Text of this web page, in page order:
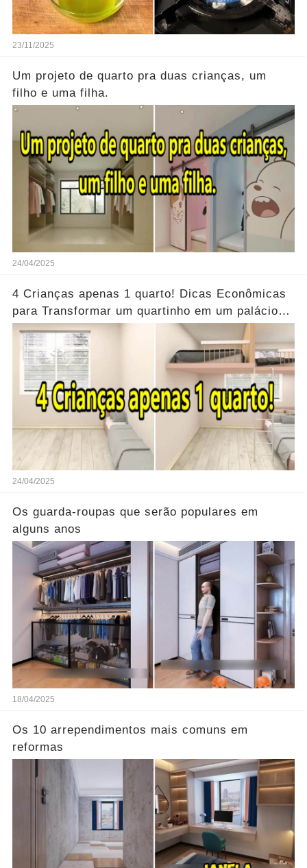
23/11/2025
Um projeto de quarto pra duas crianças, um
filho e uma filha.
24/04/2025
4 Crianças apenas 1 quarto! Dicas Econômicas
para Transformar um quartinho em um palácio
acolhedor para quatro crianças.
24/04/2025
Os guarda-roupas que serão populares em
alguns anos
18/04/2025
Os 10 arrependimentos mais comuns em
reformas